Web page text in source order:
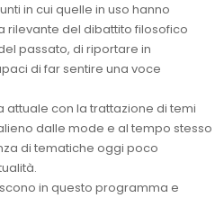
in cui quelle in uso hanno
rilevante del dibattito filosofico
passato, di riportare in
di far sentire una voce
con la trattazione di temi
dalle mode e al tempo stesso
di tematiche oggi poco
in questo programma e